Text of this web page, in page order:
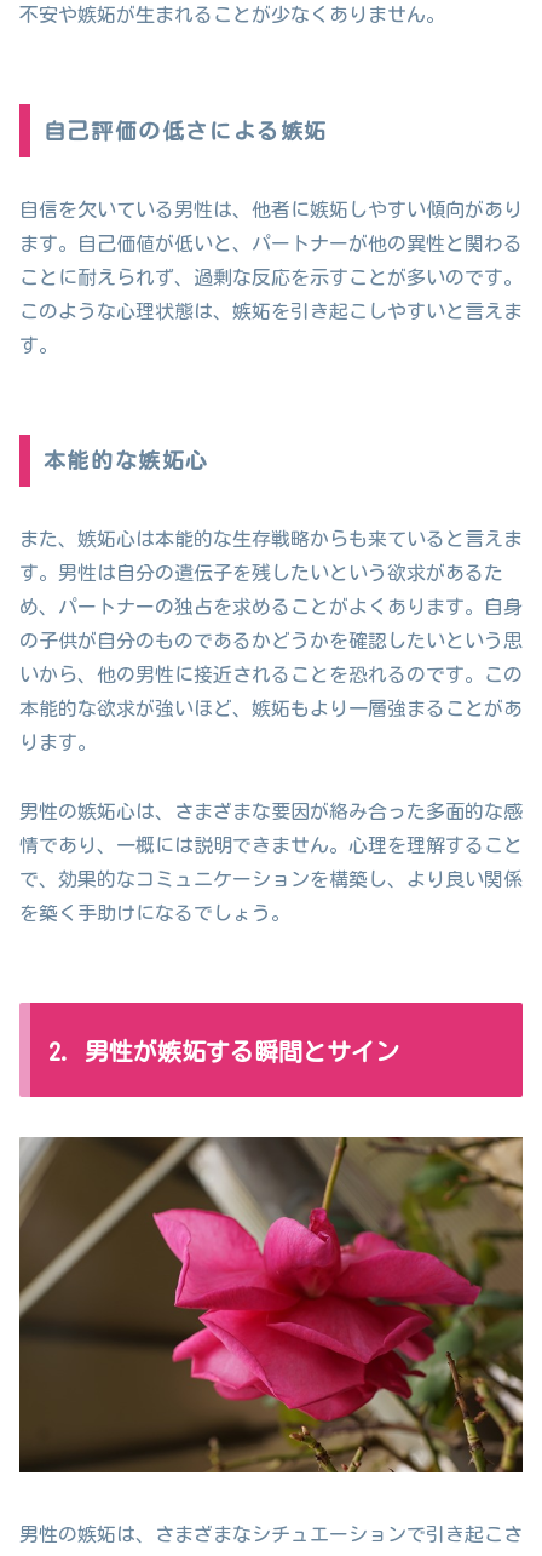
不安や嫉妬が生まれることが少なくありません。
自己評価の低さによる嫉妬
自信を欠いている男性は、他者に嫉妬しやすい傾向があり
ます。自己価値が低いと、パートナーが他の異性と関わる
ことに耐えられず、過剰な反応を示すことが多いのです。
このような心理状態は、嫉妬を引き起こしやすいと言えま
す。
本能的な嫉妬心
また、嫉妬心は本能的な生存戦略からも来ていると言えま
す。男性は自分の遺伝子を残したいという欲求があるた
め、パートナーの独占を求めることがよくあります。自身
の子供が自分のものであるかどうかを確認したいという思
いから、他の男性に接近されることを恐れるのです。この
本能的な欲求が強いほど、嫉妬もより一層強まることがあ
ります。
男性の嫉妬心は、さまざまな要因が絡み合った多面的な感
情であり、一概には説明できません。心理を理解すること
で、効果的なコミュニケーションを構築し、より良い関係
を築く手助けになるでしょう。
2. 男性が嫉妬する瞬間とサイン
男性の嫉妬は、さまざまなシチュエーションで引き起こさ